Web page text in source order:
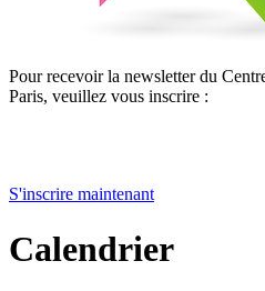
Pour recevoir la newsletter du
Paris, veuillez vous inscrire :
S'inscrire maintenant
Calendrier